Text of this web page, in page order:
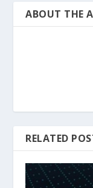
ABOUT THE
RELATED